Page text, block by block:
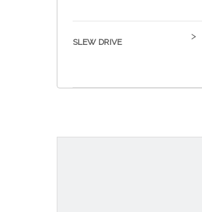
SLEW DRIVE
>